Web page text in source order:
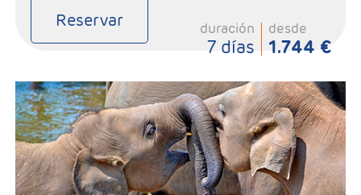
Reservar duración
7 días
desde
1.744 €
- Salidas: Según calendario
- Ruta: 1 noche Negomno, 1 noche Kandy , 2 noches Habarana, y 1
noche Colombo
- Categoría hotelera: Primera Superior
- Régimen: Pensión completa (5 Desayunos + 4 comidas + 4
cenas)
SE NECESITA VISADO PARA VIAJAR A SRI LANKA